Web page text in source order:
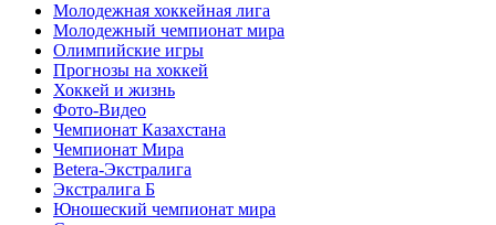
Молодежная хоккейная лига
Молодежный чемпионат мира
Олимпийские игры
Прогнозы на хоккей
Хоккей и жизнь
Фото-Видео
Чемпионат Казахстана
Чемпионат Мира
Betera-Экстралига
Экстралига Б
Юношеский чемпионат мира